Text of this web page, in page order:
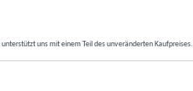
uns mit einem Teil des unveränderten Kaufpreises.